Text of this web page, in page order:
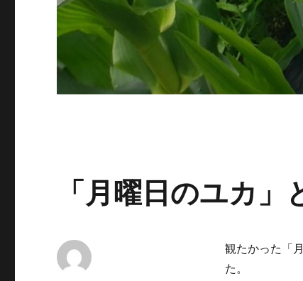
「月曜日のユカ
観たかった「
た。